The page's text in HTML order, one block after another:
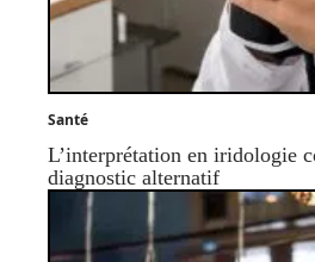
Santé
L’interprétation en iridologie
diagnostic alternatif